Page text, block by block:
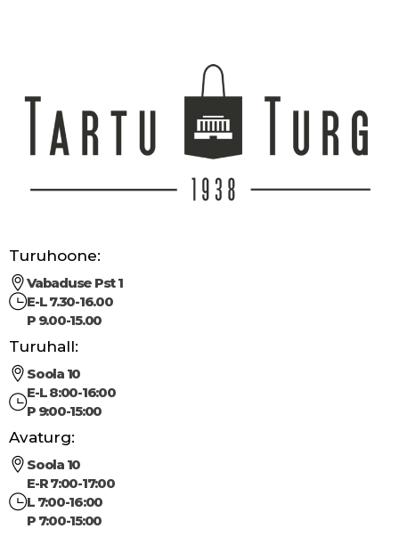
Turuhoone:
Vabaduse Pst 1
E-L 7.30-16.00
P 9.00-15.00
Turuhall:
Soola 10
E-L 8:00-16:00
P 9:00-15:00
Avaturg:
Soola 10
E-R 7:00-17:00
L 7:00-16:00
P 7:00-15:00